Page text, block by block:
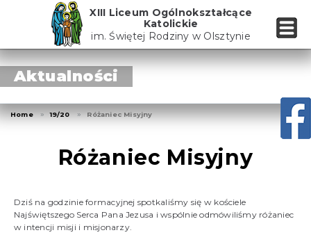
XIII Liceum Ogólnokształcące
Katolickie
im. Świętej Rodziny w Olsztynie
Aktualności
Home 19/20 Różaniec Misyjny
Różaniec Misyjny
Dziś na godzinie formacyjnej spotkaliśmy się w kościele
Najświętszego Serca Pana Jezusa i wspólnie odmówiliśmy różaniec
w intencji misji i misjonarzy.